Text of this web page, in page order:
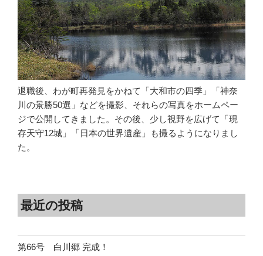
退職後、わが町再発見をかねて「大和市の四季」「神奈
川の景勝50選」などを撮影、それらの写真をホームペー
ジで公開してきました。その後、少し視野を広げて「現
存天守12城」「日本の世界遺産」も撮るようになりまし
た。
最近の投稿
第66号 白川郷 完成！